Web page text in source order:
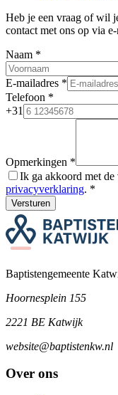
Heb je een vraag of wil
contact met ons op via
Naam *
E-mailadres *
Telefoon *
+31
Opmerkingen *
Ik ga akkoord met
privacyverklaring. *
Versturen
Baptistengemeente
Hoornesplein 155
2221 BE Katwijk
website@baptistenkw.nl
Over ons